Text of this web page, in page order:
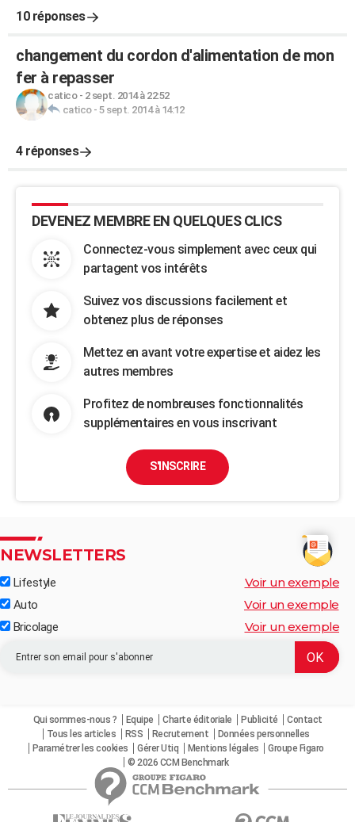
10 réponses
changement du cordon d'alimentation de mon
fer à repasser
catico- 2 sept. 2014 à 22:52
catico- 5 sept. 2014 à 14:12
4 réponses
DEVENEZ MEMBRE EN QUELQUES CLICS
Connectez-vous simplement avec ceux qui
partagent vos intérêts
Suivez vos discussions facilement et
obtenez plus de réponses
Mettez en avant votre expertise et aidez les
autres membres
Profitez de nombreuses fonctionnalités
supplémentaires en vous inscrivant
S'INSCRIRE
NEWSLETTERS
Lifestyle Voir un exemple
Auto Voir un exemple
Bricolage Voir un exemple
Qui sommes-nous ? Equipe Charte éditoriale Publicité
Contact
Tous les articles
RSS Recrutement
Données personnelles
Paramétrer les cookies
Gérer Utiq Mentions légales
Groupe Figaro
© 2026 CCM Benchmark